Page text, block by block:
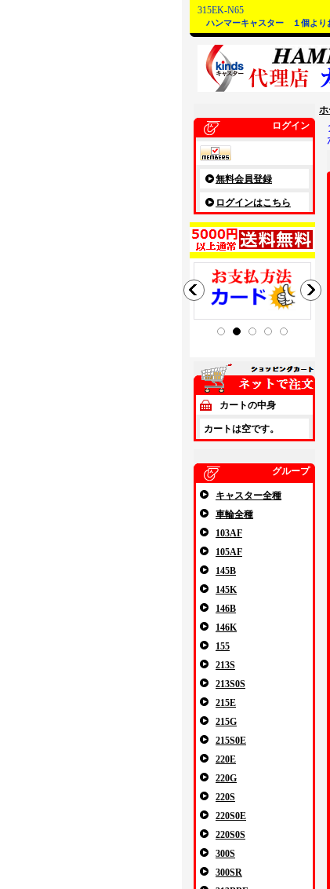
315EK-N65
ハンマーキャスター １個より
ログイン
無料会員登録
ログインはこちら
カートの中身
カートは空です。
グループ
キャスター全種
車輪全種
103AF
105AF
145B
145K
146B
146K
155
213S
213S0S
215E
215G
215S0E
220E
220G
220S
220S0E
220S0S
300S
300SR